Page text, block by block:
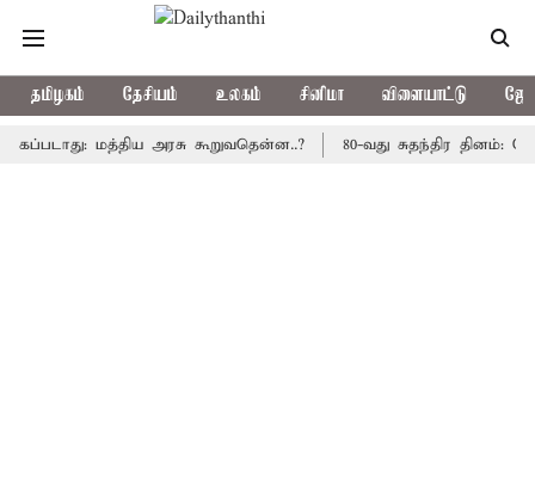
தமிழகம் தேசியம் உலகம் சினிமா விளையாட்டு
மத்திய அரசு கூறுவதென்ன..? 80-வது சுதந்திர தினம்: